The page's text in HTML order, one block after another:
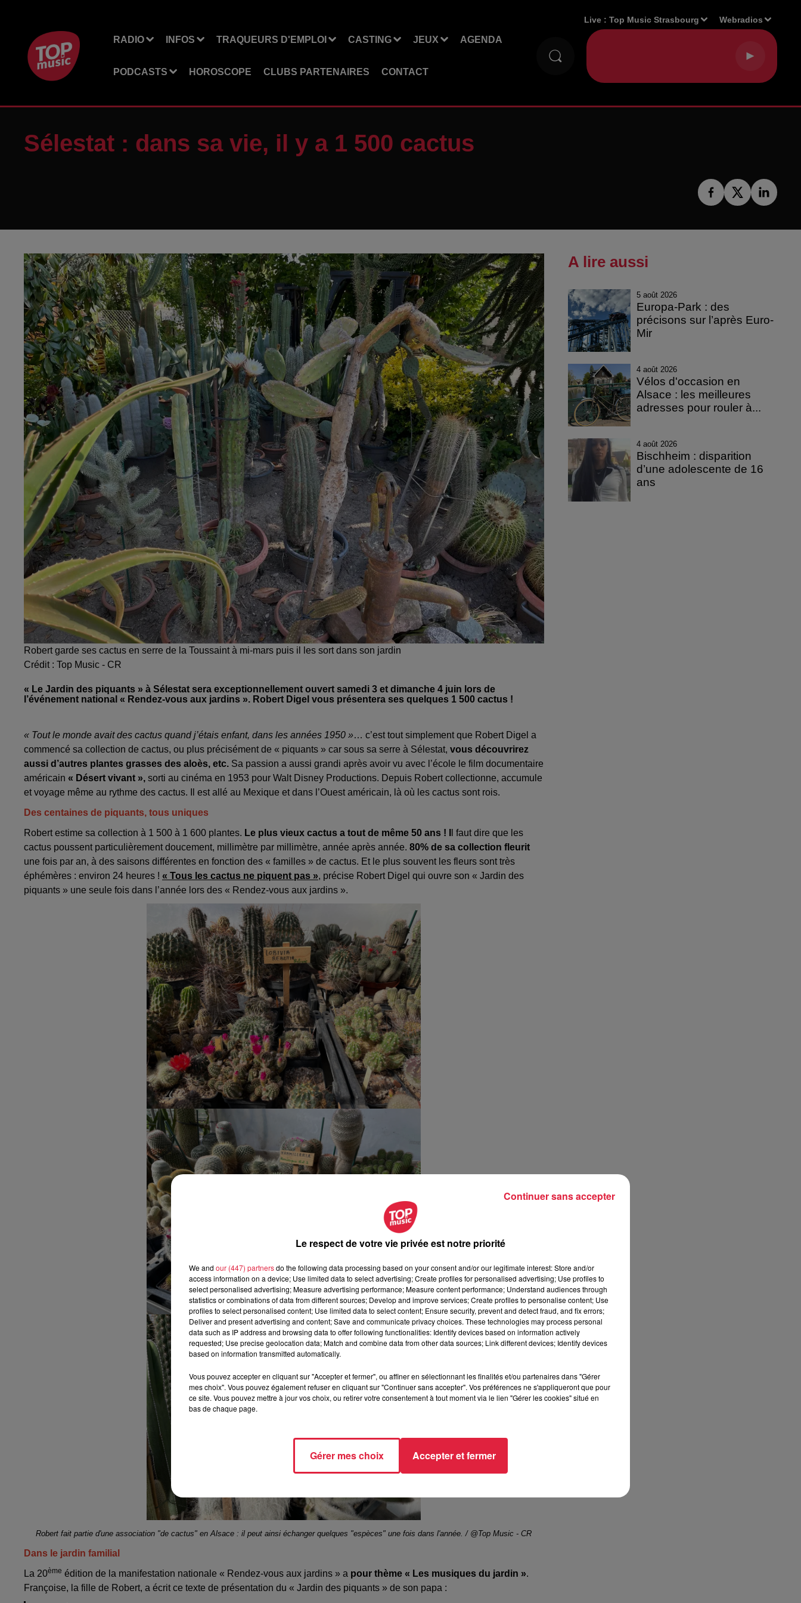
RADIO INFOS TRAQUEURS D'EMPLOI CASTING JEUX AGENDA
PODCASTS HOROSCOPE CLUBS PARTENAIRES CONTACT
Live :Top Music Strasbourg Webradios
Sélestat : dans sa vie, il y a 1 500 cactus
Robert garde ses cactus en serre de la Toussaint à mi-mars puis il les sort dans son jardin
Crédit : Top Music - CR
« Le Jardin des piquants » à Sélestat sera exceptionnellement ouvert samedi 3 et dimanche 4 juin lors de
l’événement national « Rendez-vous aux jardins ». Robert Digel vous présentera ses quelques 1 500 cactus !
« Tout le monde avait des cactus quand j’étais enfant, dans les années 1950 »… c’est tout simplement que Robert Digel a
commencé sa collection de cactus, ou plus précisément de « piquants » car sous sa serre à Sélestat, vous découvrirez
aussi d’autres plantes grasses des aloès, etc. Sa passion a aussi grandi après avoir vu avec l’école le film documentaire
américain « Désert vivant », sorti au cinéma en 1953 pour Walt Disney Productions. Depuis Robert collectionne, accumule
et voyage même au rythme des cactus. Il est allé au Mexique et dans l’Ouest américain, là où les cactus sont rois.
Des centaines de piquants, tous uniques
Robert estime sa collection à 1 500 à 1 600 plantes. Le plus vieux cactus a tout de même 50 ans ! I
l faut dire que les
cactus poussent particulièrement doucement, millimètre par millimètre, année après année. 80% de sa collection fleurit
une fois par an, à des saisons différentes en fonction des « familles » de cactus. Et le plus souvent les fleurs sont très
éphémères : environ 24 heures ! « Tous les cactus ne piquent pas », précise Robert Digel qui ouvre son « Jardin des
piquants » une seule fois dans l’année lors des « Rendez-vous aux jardins ».
Robert fait partie d'une association "de cactus" en Alsace : il peut ainsi échanger quelques "espèces" une fois dans l'année. / @Top Music - CR
Dans le jardin familial
La 20ème édition de la manifestation nationale « Rendez-vous aux jardins » a pour thème « Les musiques du jardin ».
Françoise, la fille de Robert, a écrit ce texte de présentation du « Jardin des piquants » de son papa :
A lire aussi
5 août 2026
Europa-Park : des
précisons sur l’après Euro-
Mir
4 août 2026
Vélos d'occasion en
Alsace : les meilleures
adresses pour rouler à...
4 août 2026
Bischheim : disparition
d’une adolescente de 16
ans
Le respect de votre vie privée est notre priorité
We and our (447) partnersdo the following data processing based on your consent and/or our legitimate interest: Store and/or
access information on a device; Use limited data to select advertising; Create profiles for personalised advertising; Use profiles to
select personalised advertising; Measure advertising performance; Measure content performance; Understand audiences through
statistics or combinations of data from different sources; Develop and improve services; Create profiles to personalise content; Use
profiles to select personalised content; Use limited data to select content; Ensure security, prevent and detect fraud, and fix errors;
Deliver and present advertising and content; Save and communicate privacy choices. These technologies may process personal
data such as IP address and browsing data to offer following functionalities: Identify devices based on information actively
requested; Use precise geolocation data; Match and combine data from other data sources; Link different devices; Identify devices
based on information transmitted automatically.
Vous pouvez accepter en cliquant sur "Accepter et fermer", ou affiner en sélectionnant les finalités et/ou partenaires dans "Gérer
mes choix". Vous pouvez également refuser en cliquant sur "Continuer sans accepter". Vos préférences ne s'appliqueront que pour
ce site. Vous pouvez mettre à jour vos choix, ou retirer votre consentement à tout moment via le lien "Gérer les cookies" situé en
bas de chaque page.
Gérer mes choix Accepter et fermer
Continuer sans accepter